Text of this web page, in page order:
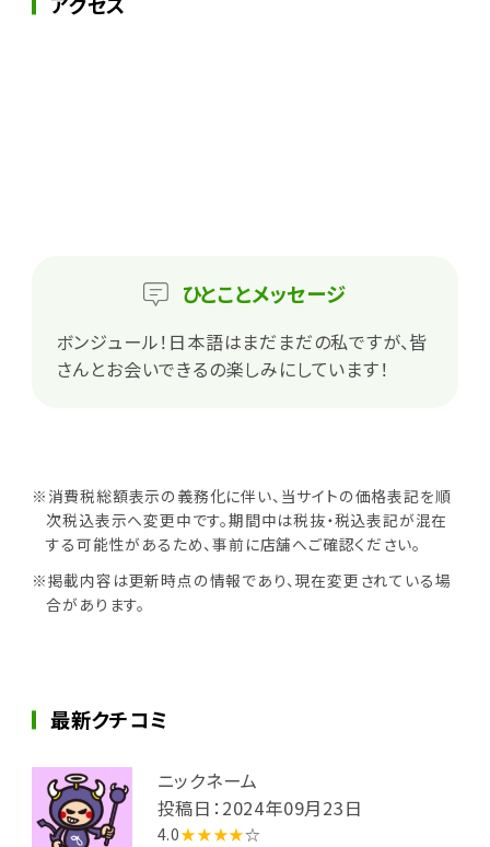
ひとことメッセージ
ボンジュール！日本語はまだまだの私ですが、皆
さんとお会いできるの楽しみにしています！
※消費税総額表示の義務化に伴い、当サイトの価格表記を順
次税込表示へ変更中です。期間中は税抜・税込表記が混在
する可能性があるため、事前に店舗へご確認ください。
※掲載内容は更新時点の情報であり、現在変更されている場
合があります。
最新クチコミ
ニックネーム
投稿日：2024年09月23日
4.0★★★★☆